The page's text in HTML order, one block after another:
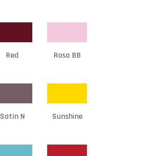
Red Rosa BB
Satin N Sunshine